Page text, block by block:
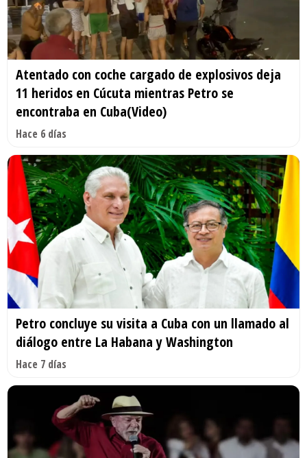
Atentado con coche cargado de explosivos deja
11 heridos en Cúcuta mientras Petro se
encontraba en Cuba(Video)
Hace 6 días
Petro concluye su visita a Cuba con un llamado al
diálogo entre La Habana y Washington
Hace 7 días